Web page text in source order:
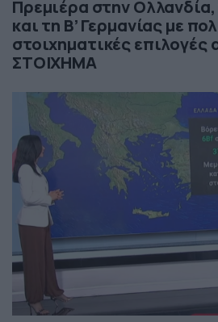
Πρεμιέρα στην
και τη Β’ Γερμανίας με
στοιχηματικές
ΣΤΟΙΧΗΜΑ